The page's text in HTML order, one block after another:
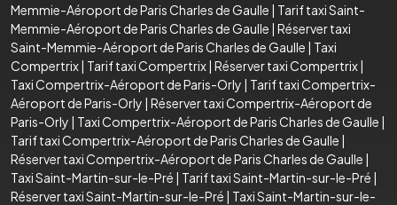
Memmie-Aéroport de Paris Charles de Gaulle | Tarif taxi Saint-
Memmie-Aéroport de Paris Charles de Gaulle | Réserver taxi
Saint-Memmie-Aéroport de Paris Charles de Gaulle | Taxi
Compertrix| Tarif taxi Compertrix| Réserver taxi Compertrix|
Taxi Compertrix-Aéroport de Paris-Orly | Tarif taxi Compertrix-
Aéroport de Paris-Orly | Réserver taxi Compertrix-Aéroport de
Paris-Orly | Taxi Compertrix-Aéroport de Paris Charles de Gaulle |
Tarif taxi Compertrix-Aéroport de Paris Charles de Gaulle |
Réserver taxi Compertrix-Aéroport de Paris Charles de Gaulle |
Taxi Saint-Martin-sur-le-Pré | Tarif taxi Saint-Martin-sur-le-Pré |
Réserver taxi Saint-Martin-sur-le-Pré | Taxi Saint-Martin-sur-le-